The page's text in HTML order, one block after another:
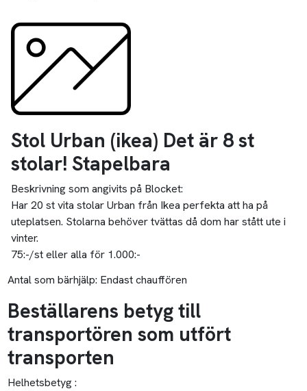
Stol Urban (ikea) Det är 8 st
stolar! Stapelbara
Beskrivning som angivits på Blocket:
Har 20 st vita stolar Urban från Ikea perfekta att ha på
uteplatsen. Stolarna behöver tvättas då dom har stått ute i
vinter.
75:-/st eller alla för 1.000:-
Antal som bärhjälp: Endast chauffören
Beställarens betyg till
transportören som utfört
transporten
Helhetsbetyg :